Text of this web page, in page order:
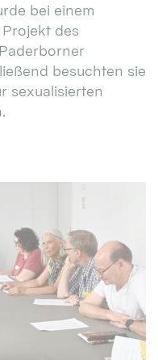
bei einem
des
besuchten sie
sexualisierten